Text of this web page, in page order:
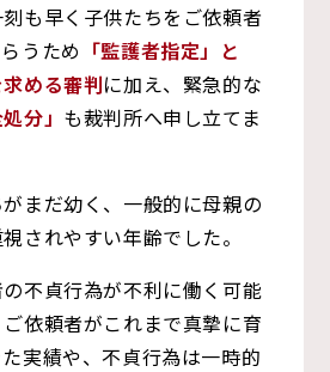
も早く子供たちをご依頼者
うため 「監護者指定」と
求める審判に加え、緊急的な
分」 も裁判所へ申し立てま
まだ幼く、一般的に母親の
されやすい年齢でした。
不貞行為が不利に働く可能
依頼者がこれまで真摯に育
実績や、不貞行為は一時的